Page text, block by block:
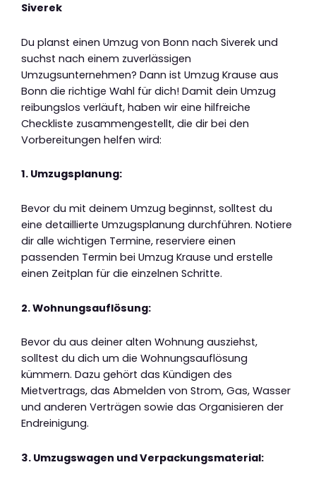
Siverek
Du planst einen Umzug von Bonn nach Siverek und
suchst nach einem zuverlässigen
Umzugsunternehmen? Dann ist Umzug Krause aus
Bonn die richtige Wahl für dich! Damit dein Umzug
reibungslos verläuft, haben wir eine hilfreiche
Checkliste zusammengestellt, die dir bei den
Vorbereitungen helfen wird:
1. Umzugsplanung:
Bevor du mit deinem Umzug beginnst, solltest du
eine detaillierte Umzugsplanung durchführen. Notiere
dir alle wichtigen Termine, reserviere einen
passenden Termin bei Umzug Krause und erstelle
einen Zeitplan für die einzelnen Schritte.
2. Wohnungsauflösung:
Bevor du aus deiner alten Wohnung ausziehst,
solltest du dich um die Wohnungsauflösung
kümmern. Dazu gehört das Kündigen des
Mietvertrags, das Abmelden von Strom, Gas, Wasser
und anderen Verträgen sowie das Organisieren der
Endreinigung.
3. Umzugswagen und Verpackungsmaterial: